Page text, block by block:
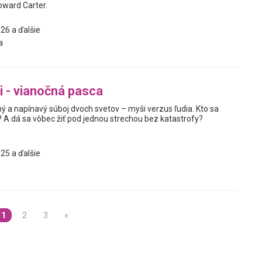
Carter.
a ďalšie
- vianočná pasca
a napínavý súboj dvoch svetov – myši verzus ľudia. Kto sa
A dá sa vôbec žiť pod jednou strechou bez katastrofy?
a ďalšie
1 2 3 »